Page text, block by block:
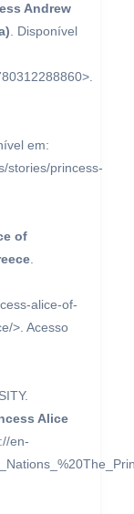
Andrew
. Disponível
em:
stories/princess-
of
alice-of-
>. Acesso
Alice
en-